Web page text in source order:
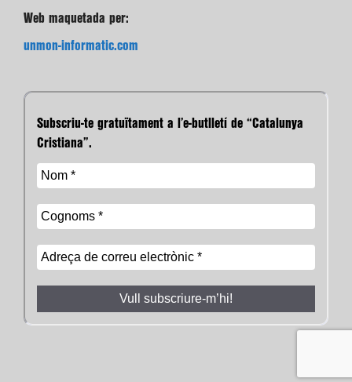
Web maquetada per:
unmon-informatic.com
Subscriu-te gratuïtament a l’e-butlletí de “Catalunya
Cristiana”.